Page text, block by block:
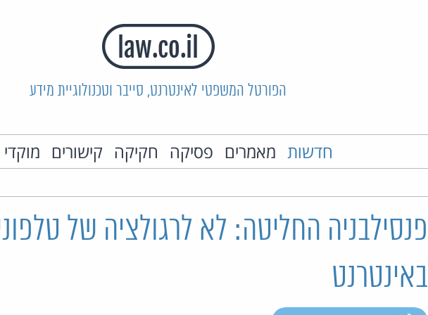
הפורטל המשפטי לאינטרנט, סייבר וטכנולוגיית מידע
חדשות מאמרים פסיקה חקיקה קישורים
פנסילבניה החליטה: לא לרגולציה של
באינטרנט